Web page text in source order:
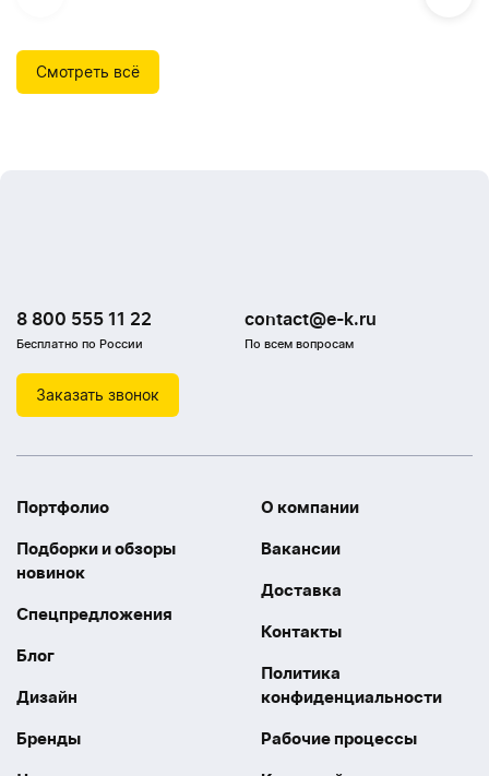
Смотреть всё
8 800 555 11 22
Бесплатно по России
contact@e-k.ru
По всем вопросам
Заказать звонок
Портфолио
Подборки и обзоры
новинок
Спецпредложения
Блог
Дизайн
Бренды
О компании
Вакансии
Доставка
Контакты
Политика
конфиденциальности
Рабочие процессы